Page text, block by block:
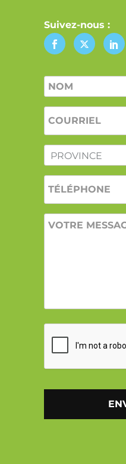
Suivez-nous :
Nom
PROVINCE
VOTRE
MESSAGE